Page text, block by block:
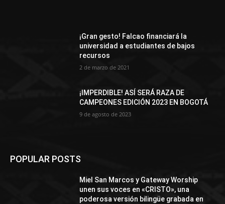
¡Gran gesto! Falcao financiará la
universidad a estudiantes de bajos
recursos
2 de marzo de 2021
¡IMPERDIBLE! ASÍ SERÁ RAZA DE
CAMPEONES EDICIÓN 2023 EN BOGOTÁ
9 de agosto de 2023
POPULAR POSTS
Miel San Marcos y Gateway Worship
unen sus voces en «CRISTO», una
poderosa versión bilingüe grabada en